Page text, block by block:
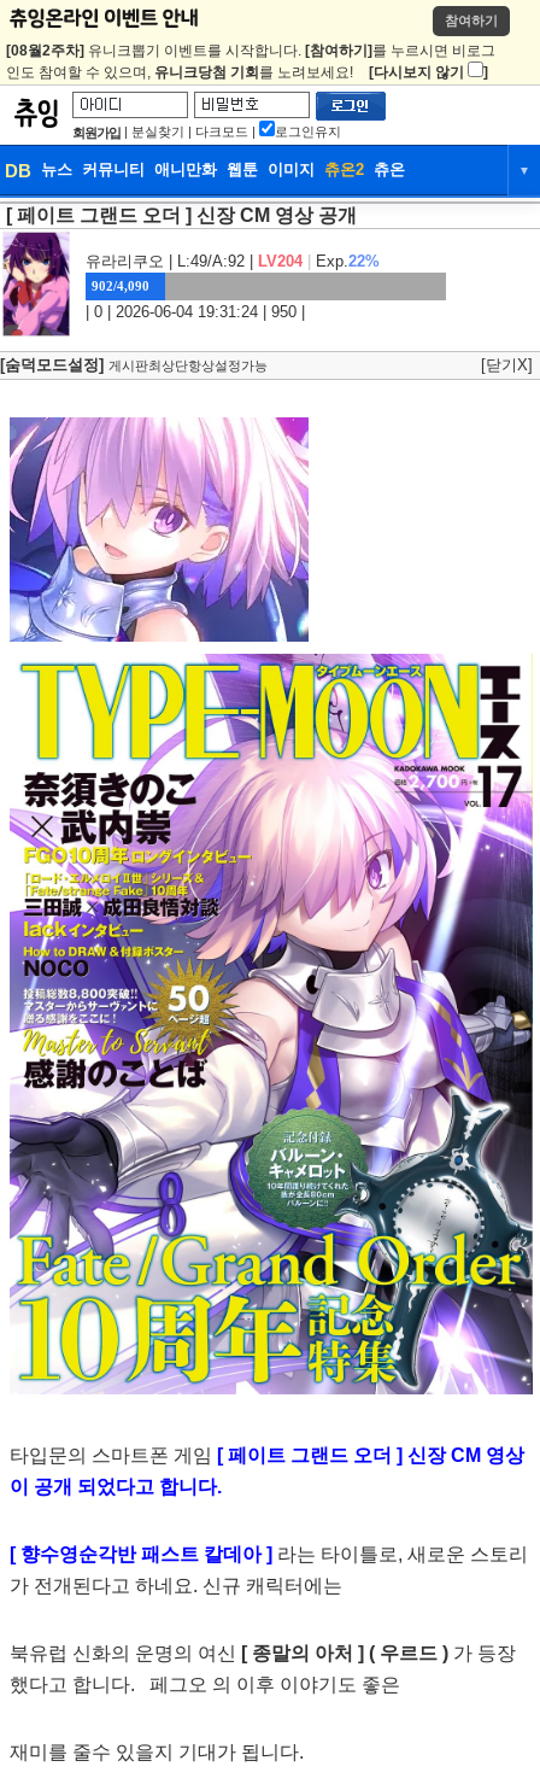
참여하기
[08월2주차] 유니크뽑기 이벤트를 시작합니다. [참여하기] 를 누르시면 비로그
인도 참여할 수 있으며, 유니크당첨 기회 를 노려보세요! [다시보지 않기 ]
회원가입 | 분실찾기 | 다크모드 | 로그인유지
DB 뉴스 커뮤니티 애니만화 웹툰 이미지 츄온2 츄온 ▼
DB 뉴스 커뮤니티
웹툰 이미지 츄온2
[ 페이트 그랜드 오더 ] 신장 CM 영상 공개
유라리쿠오 | L:49/A:92 | LV204 Exp.22%
902/4,090
| 0 | 2026-06-04 19:31:24 | 950 |
[숨덕모드설정] 게시판최상단항상설정가능 [닫기X]
타입문의 스마트폰 게임 [ 페이트 그랜드 오더 ] 신장 CM 영상
이 공개 되었다고 합니다.
[ 향수영순각반 패스트 칼데아 ] 라는 타이틀로, 새로운 스토리
가 전개된다고 하네요. 신규 캐릭터에는
북유럽 신화의 운명의 여신 [ 종말의 아처 ] ( 우르드 )가 등장
했다고 합니다. 페그오 의 이후 이야기도 좋은
재미를 줄수 있을지 기대가 됩니다.